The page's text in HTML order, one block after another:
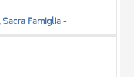
Sacra Famiglia -